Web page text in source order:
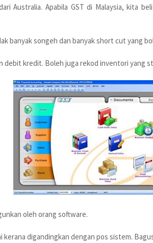
Australia. Apabila GST di Malaysia, kita
banyak songeh dan banyak short cut yang
debit kredit. Boleh juga rekod inventori yang
oleh orang software.
kerana digandingkan dengan pos sistem.